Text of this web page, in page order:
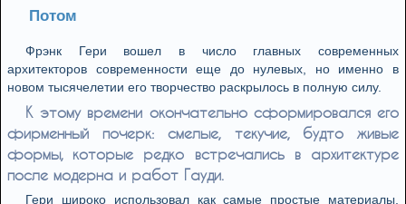
Потом
Фрэнк Гери вошел в число главных современных
архитекторов современности еще до нулевых, но именно в
новом тысячелетии его творчество раскрылось в полную силу.
К этому времени окончательно сформировался его
фирменный почерк: смелые, текучие, будто живые
формы, которые редко встречались в архитектуре
после модерна и работ Гауди.
Гери широко использовал как самые простые материалы,